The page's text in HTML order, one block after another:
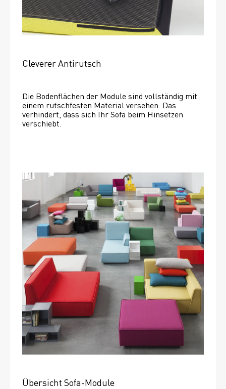
Cleverer Antirutsch
Die Bodenflächen der Module sind vollständig mit
einem rutschfesten Material versehen. Das
verhindert, dass sich Ihr Sofa beim Hinsetzen
verschiebt.
Übersicht Sofa-Module